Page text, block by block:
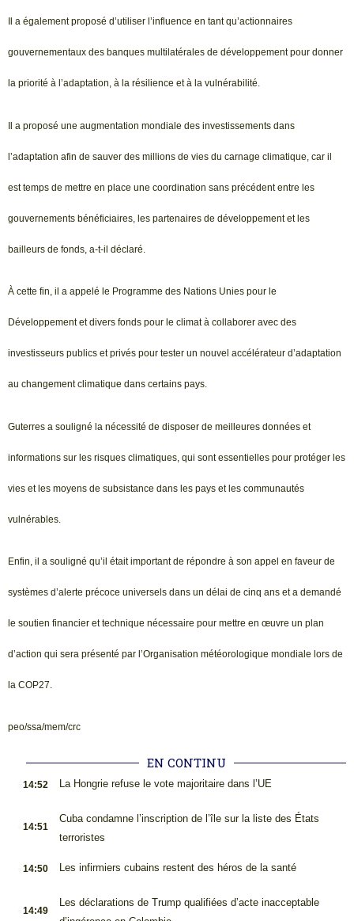
Il a également proposé d’utiliser l’influence en tant qu’actionnaires
gouvernementaux des banques multilatérales de développement pour donner
la priorité à l’adaptation, à la résilience et à la vulnérabilité.
Il a proposé une augmentation mondiale des investissements dans
l’adaptation afin de sauver des millions de vies du carnage climatique, car il
est temps de mettre en place une coordination sans précédent entre les
gouvernements bénéficiaires, les partenaires de développement et les
bailleurs de fonds, a-t-il déclaré.
À cette fin, il a appelé le Programme des Nations Unies pour le
Développement et divers fonds pour le climat à collaborer avec des
investisseurs publics et privés pour tester un nouvel accélérateur d’adaptation
au changement climatique dans certains pays.
Guterres a souligné la nécessité de disposer de meilleures données et
informations sur les risques climatiques, qui sont essentielles pour protéger les
vies et les moyens de subsistance dans les pays et les communautés
vulnérables.
Enfin, il a souligné qu’il était important de répondre à son appel en faveur de
systèmes d’alerte précoce universels dans un délai de cinq ans et a demandé
le soutien financier et technique nécessaire pour mettre en œuvre un plan
d’action qui sera présenté par l’Organisation météorologique mondiale lors de
la COP27.
peo/ssa/mem/crc
EN CONTINU
14:52 La Hongrie refuse le vote majoritaire dans l’UE
14:51
Cuba condamne l’inscription de l’île sur la liste des États
terroristes
14:50 Les infirmiers cubains restent des héros de la santé
14:49
Les déclarations de Trump qualifiées d’acte inacceptable